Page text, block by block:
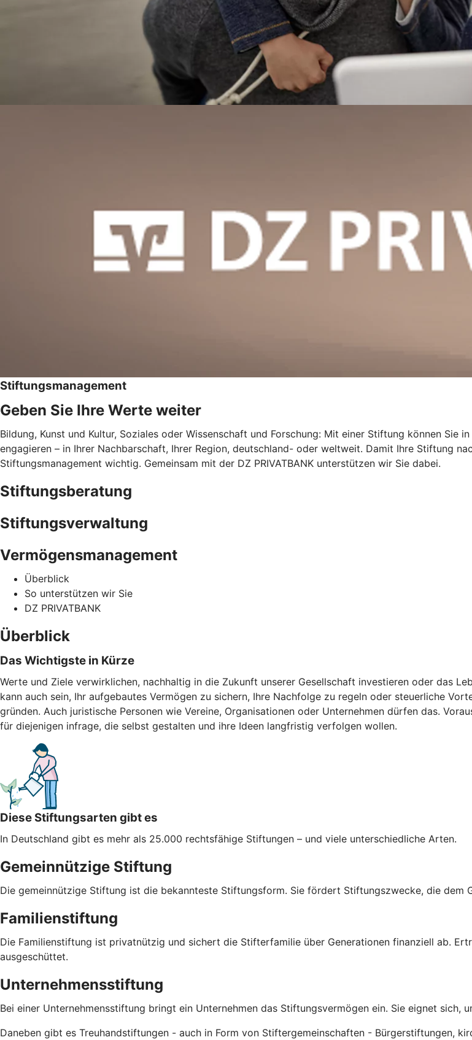
Stiftungsmanagement
Geben Sie Ihre Werte weiter
Bildung, Kunst und Kultur, Soziales oder Wissenschaft und Forschung: Mit einer Stiftung können Sie
engagieren – in Ihrer Nachbarschaft, Ihrer Region, deutschland- oder weltweit. Damit Ihre Stiftung
Stiftungsmanagement wichtig. Gemeinsam mit der DZ PRIVATBANK unterstützen wir Sie dabei.
Stiftungsberatung
Stiftungsverwaltung
Vermögensmanagement
Überblick
So unterstützen wir Sie
DZ PRIVATBANK
Überblick
Das Wichtigste in Kürze
Werte und Ziele verwirklichen, nachhaltig in die Zukunft unserer Gesellschaft investieren oder das
kann auch sein, Ihr aufgebautes Vermögen zu sichern, Ihre Nachfolge zu regeln oder steuerliche
gründen. Auch juristische Personen wie Vereine, Organisationen oder Unternehmen dürfen das.
für diejenigen infrage, die selbst gestalten und ihre Ideen langfristig verfolgen wollen.
Diese Stiftungsarten gibt es
In Deutschland gibt es mehr als 25.000 rechtsfähige Stiftungen – und viele unterschiedliche Arten.
Gemeinnützige Stiftung
Die gemeinnützige Stiftung ist die bekannteste Stiftungsform. Sie fördert Stiftungszwecke, die dem
Familienstiftung
Die Familienstiftung ist privatnützig und sichert die Stifterfamilie über Generationen finanziell ab.
ausgeschüttet.
Unternehmensstiftung
Bei einer Unternehmensstiftung bringt ein Unternehmen das Stiftungsvermögen ein. Sie eignet sich,
Daneben gibt es Treuhandstiftungen - auch in Form von Stiftergemeinschaften - Bürgerstiftungen,